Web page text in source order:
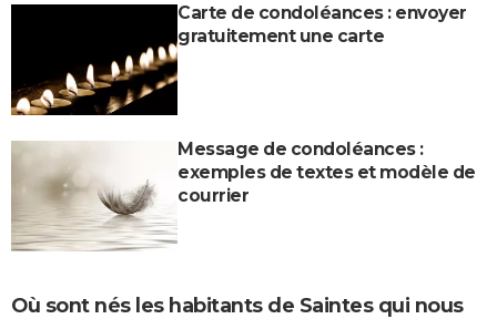
Carte de condoléances : envoyer
gratuitement une carte
Message de condoléances :
exemples de textes et modèle de
courrier
Où sont nés les habitants de Saintes qui nous